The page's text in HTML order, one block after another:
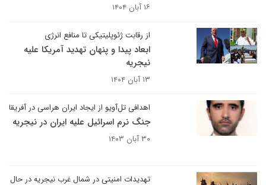
۱۶ آبان ۱۴۰۴
از رقابت ژئوپلیتیکی تا منافع انرژی
ابعاد پیدا و پنهان تهدید آمریکا علیه
نیجریه
۱۳ آبان ۱۴۰۴
اهدافی تل‌آویو از ایجاد ایران هراسی در آفریقا
جنگ نرم اسرائیل علیه ایران در نیجریه
۳۰ آبان ۱۴۰۳
تهدیدات امنیتی در شمال غرب نیجریه در حال